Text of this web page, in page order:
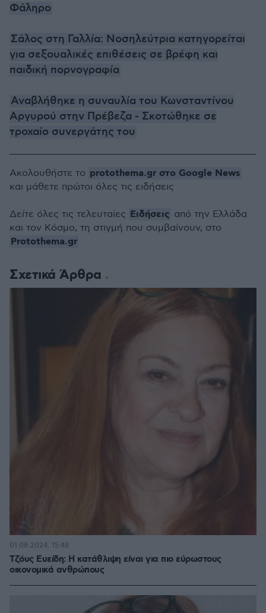
Φάληρο
Σάλος στη Γαλλία: Νοσηλεύτρια κατηγορείται
για σεξουαλικές επιθέσεις σε βρέφη και
παιδική πορνογραφία
Αναβλήθηκε η συναυλία του Κωνσταντίνου
Αργυρού στην Πρέβεζα - Σκοτώθηκε σε
τροχαίο συνεργάτης του
Σχετικά Άρθρα
Τζόυς Ευείδη: Η κατάθλιψη είναι για πιο εύρωστους
οικονομικά ανθρώπους
01.08.2024, 15:48
Ακολουθήστε το protothema.gr στο Google News
και μάθετε πρώτοι όλες τις ειδήσεις
Δείτε όλες τις τελευταίες Ειδήσεις από την Ελλάδα
και τον Κόσμο, τη στιγμή που συμβαίνουν, στο
Protothema.gr